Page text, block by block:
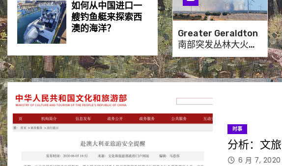
如何从中国进口一
艘钓鱼艇来探索西
澳的海洋？
“珀斯最受欢迎的虎
鲨Trevor可能又回
“巨星归来：巨石强
举行的WWE摔角赛
事”
Greater Geraldton
南部突发丛林大火，
居民紧急避险
时事
分析：文
6 月 7, 2020